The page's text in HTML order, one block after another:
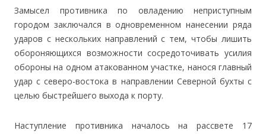
Замысел противника по овладению неприступным
городом заключался в одновременном нанесении ряда
ударов с нескольких направлений с тем, чтобы лишить
обороняющихся возможности сосредоточивать усилия
обороны на одном атакованном участке, нанося главный
удар с северо-востока в направлении Северной бухты с
целью быстрейшего выхода к порту.
Наступление противника началось на рассвете 17